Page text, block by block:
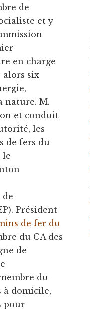
de
et y
en charge
alors six
nature. M.
et conduit
les
de fers du
le
de
Président
de fer du
du CA des
de
du
à domicile,
pour